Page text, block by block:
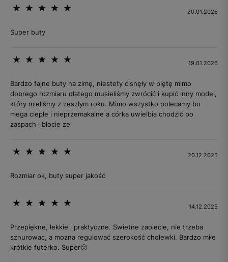
20.01.2026
Super buty
19.01.2026
Bardzo fajne buty na zimę, niestety cisnęły w piętę mimo
dobrego rozmiaru dlatego musieliśmy zwrócić i kupić inny model,
który mieliśmy z zeszłym roku. Mimo wszystko polecamy bo
mega ciepłe i nieprzemakalne a córka uwielbia chodzić po
zaspach i błocie ze
20.12.2025
Rozmiar ok, buty super jakość
14.12.2025
Przepiękne, lekkie i praktyczne. Swietne zaoiecie, nie trzeba
sznurowac, a mozna regulować szerokość cholewki. Bardzo miłe
krótkie futerko. Super🙂